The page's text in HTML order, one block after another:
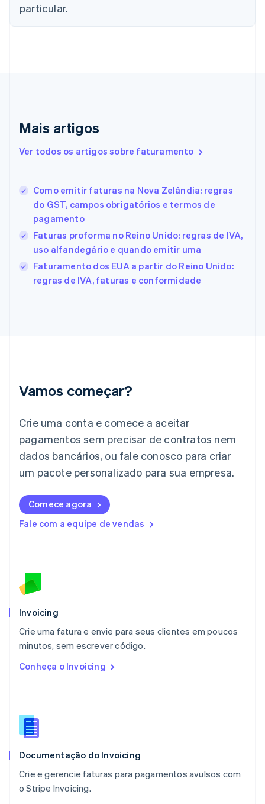
particular.
Mais artigos
Ver todos os artigos sobre faturamento
Como emitir faturas na Nova Zelândia: regras
do GST, campos obrigatórios e termos de
pagamento
Faturas proforma no Reino Unido: regras de IVA,
uso alfandegário e quando emitir uma
Faturamento dos EUA a partir do Reino Unido:
regras de IVA, faturas e conformidade
Vamos começar?
Crie uma conta e comece a aceitar
pagamentos sem precisar de contratos nem
dados bancários, ou fale conosco para criar
um pacote personalizado para sua empresa.
Comece agora
Fale com a equipe de vendas
Invoicing
Crie uma fatura e envie para seus clientes em poucos
minutos, sem escrever código.
Conheça o Invoicing
Documentação do Invoicing
Crie e gerencie faturas para pagamentos avulsos com
o Stripe Invoicing.
Chipre
Croácia
Eslovênia
Espanha
English Español简体中文
Estônia
Finlândia
EnglishSvenska
França
Gibraltar
English
Itália
Japão
Letônia
English
Liechtenstein
Deutsch English
English
Luxemburgo
FrançaisDeutschEnglish
English
México
Noruega
English
Nova Zelândia
English
NederlandsEnglish
Português
RAE de Hong Kong, China
Reino Unido
República Tcheca
English